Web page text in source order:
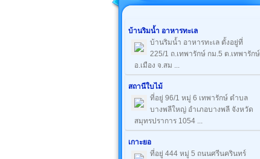
บ้านริมน้ำ อาหารทะเล
บ้านริมน้ำ อาหารทะเล ตั้งอยู่ที่
225/1 ถ.เทพารักษ์ กม.5 ต.เทพารักษ์
อ.เมือง จ.สม ...
สถานีใบไม้
ที่อยู่ 96/1 หมู่ 6 เทพารักษ์ ตำบล
บางพลีใหญ่ อำเภอบางพลี จังหวัด
สมุทรปราการ 1054 ...
เกาะยอ
ที่อยู่ 444 หมู่ 5 ถนนศรีนครินทร์